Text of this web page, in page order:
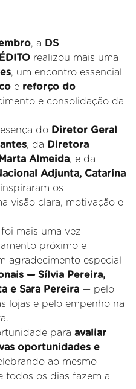
, a
DS
realizou mais uma
, um encontro essencial
e reforço do
e consolidação da
do Diretor Geral
, da
Diretora
Almeida, e da
Adjunta, Catarina
os
visão clara, motivação e
foi mais uma vez
próximo e
agradecimento especial
— Sílvia Pereira,
e Sara Pereira — pelo
lojas e pelo empenho na
para avaliar
oportunidades e
ao mesmo
todos os dias fazem a